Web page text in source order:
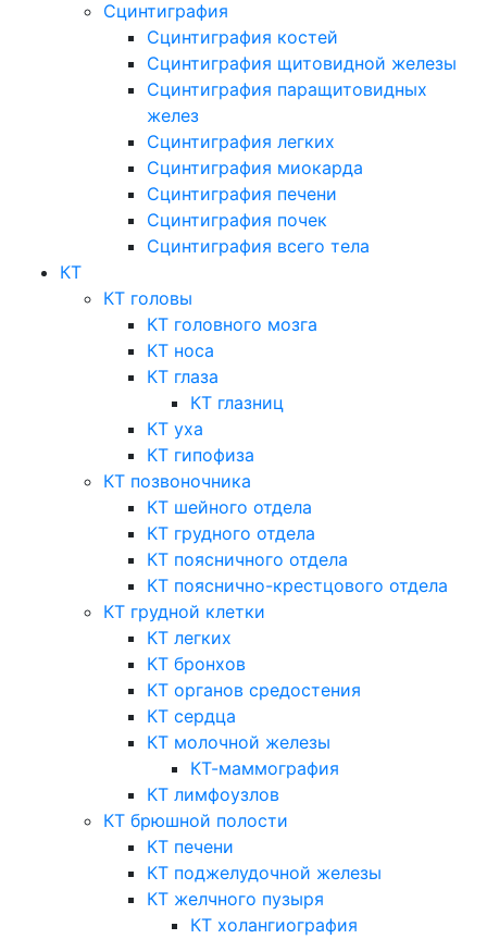
Сцинтиграфия
Сцинтиграфия костей
Сцинтиграфия щитовидной железы
Сцинтиграфия паращитовидных
желез
Сцинтиграфия легких
Сцинтиграфия миокарда
Сцинтиграфия печени
Сцинтиграфия почек
Сцинтиграфия всего тела
КТ
КТ головы
КТ головного мозга
КТ носа
КТ глаза
КТ глазниц
КТ уха
КТ гипофиза
КТ позвоночника
КТ шейного отдела
КТ грудного отдела
КТ поясничного отдела
КТ пояснично-крестцового отдела
КТ грудной клетки
КТ легких
КТ бронхов
КТ органов средостения
КТ сердца
КТ молочной железы
КТ-маммография
КТ лимфоузлов
КТ брюшной полости
КТ печени
КТ поджелудочной железы
КТ желчного пузыря
КТ холангиография